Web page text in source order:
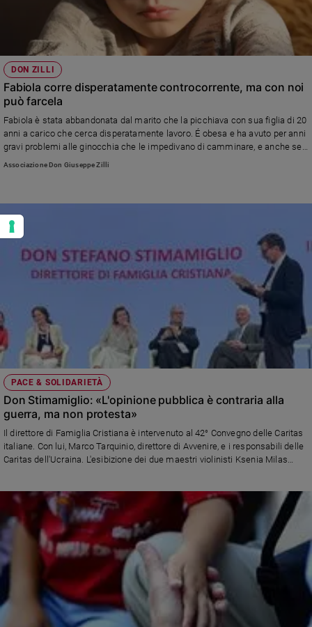
DON ZILLI
Fabiola corre disperatamente controcorrente, ma con noi
può farcela
Fabiola è stata abbandonata dal marito che la picchiava con sua figlia di 20
anni a carico che cerca disperatamente lavoro. É obesa e ha avuto per anni
gravi problemi alle ginocchia che le impedivano di camminare, e anche se
è riuscita in parte a curarsi i farmaci costano troppo. Madre e figlia sono
Associazione Don Giuseppe Zilli
PACE & SOLIDARIETÀ
Don Stimamiglio: «L'opinione pubblica è contraria alla
guerra, ma non protesta»
Il direttore di Famiglia Cristiana è intervenuto al 42° Convegno delle Caritas
italiane. Con lui, Marco Tarquinio, direttore di Avvenire, e i responsabili delle
Caritas dell'Ucraina. L'esibizione dei due maestri violinisti Ksenia Milas